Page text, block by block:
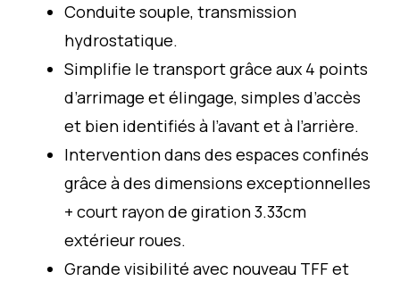
Conduite souple, transmission
hydrostatique.
Simplifie le transport grâce aux 4 points
d’arrimage et élingage, simples d’accès
et bien identifiés à l’avant et à l’arrière.
Intervention dans des espaces confinés
grâce à des dimensions exceptionnelles
+ court rayon de giration 3.33cm
extérieur roues.
Grande visibilité avec nouveau TFF et